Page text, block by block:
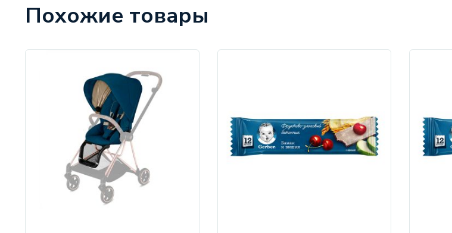
Похожие товары